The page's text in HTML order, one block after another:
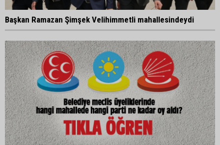
Başkan Ramazan Şimşek Velihimmetli mahallesindeydi